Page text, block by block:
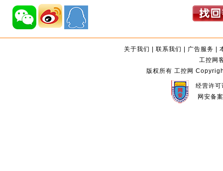
关于我们 |联系我们 | 广告服务 |
工控网
版权所有 工控网
经营许
网安备